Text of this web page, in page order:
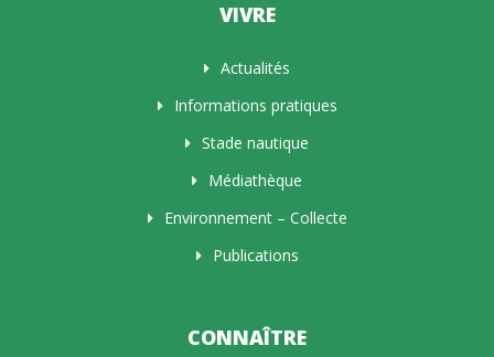
VIVRE
Actualités
Informations pratiques
Stade nautique
Médiathèque
Environnement – Collecte
Publications
CONNAÎTRE